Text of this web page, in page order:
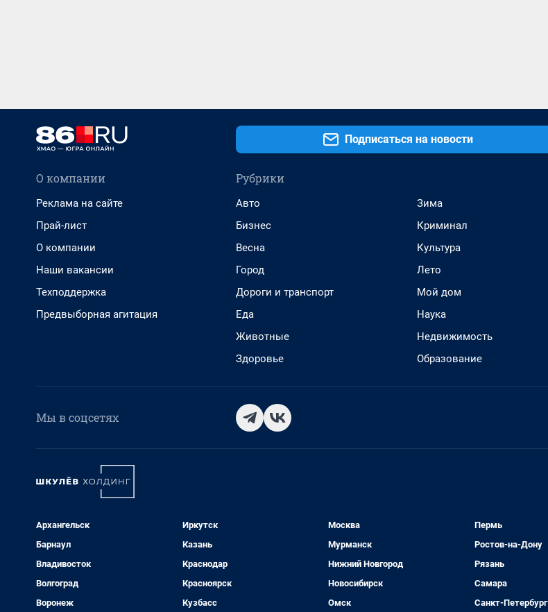
Подписаться на новости
О компании
Реклама на сайте
Прай-лист
О компании
Наши вакансии
Техподдержка
Предвыборная агитация
Рубрики
Авто
Бизнес
Весна
Город
Дороги и транспорт
Еда
Животные
Здоровье
Зима
Криминал
Культура
Лето
Мой дом
Наука
Недвижимость
Образование
Мы в соцсетях
Архангельск
Барнаул
Владивосток
Волгоград
Воронеж
Иркутск
Казань
Краснодар
Красноярск
Кузбасс
Москва
Мурманск
Нижний Новгород
Новосибирск
Омск
Пермь
Ростов-на-Дону
Рязань
Самара
Санкт-Петербург